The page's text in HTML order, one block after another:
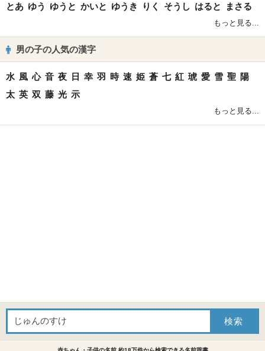
とあ ゆう ゆうと かいと ゆうき りく そうし はると まさる
もっと見る...
男の子の人気の漢字
水 風 心 音 夜 日 幸 羽 時 速 姫 蒼 七 紅 琥 愛 雪 聖 陽
太 英 双 藤 光 示
もっと見る...